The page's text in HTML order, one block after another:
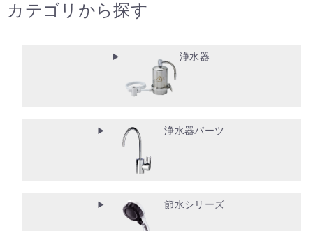
カテゴリから探す
浄水器
浄水器パーツ
節水シリーズ